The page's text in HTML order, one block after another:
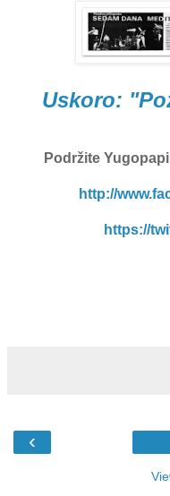
Uskoro:
Podržite
http://
https://
‹